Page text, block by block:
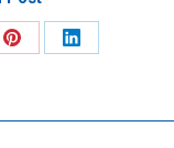
Share
Pinterest
Share
LinkedIn